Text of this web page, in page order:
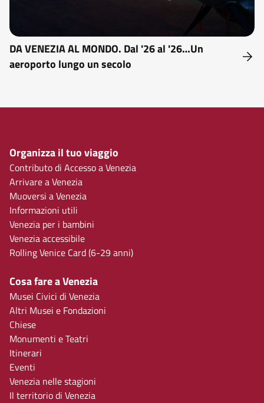
DA VENEZIA AL MONDO. Dal '26 al '26…Un
aeroporto lungo un secolo
Organizza il tuo viaggio
Contributo di Accesso a Venezia
Arrivare a Venezia
Muoversi a Venezia
Informazioni utili
Venezia per i bambini
Venezia accessibile
Rolling Venice Card (6-29 anni)
Cosa fare a Venezia
Musei Civici di Venezia
Altri Musei e Fondazioni
Chiese
Monumenti e Teatri
Itinerari
Eventi
Venezia nelle stagioni
Il territorio di Venezia